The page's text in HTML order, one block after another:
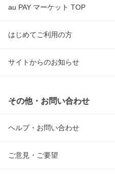
au PAY マーケット TOP
はじめてご利用の方
サイトからのお知らせ
その他・お問い合わせ
ヘルプ・お問い合わせ
ご意見・ご要望